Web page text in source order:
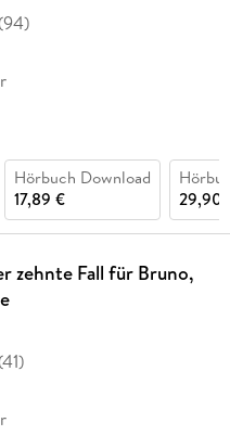
(94)
Hörbuch Download
17,89 €
29,90
zehnte Fall für Bruno,
(41)